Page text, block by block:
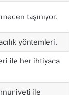
taşınıyor.
yöntemleri.
ile her ihtiyaca
ile